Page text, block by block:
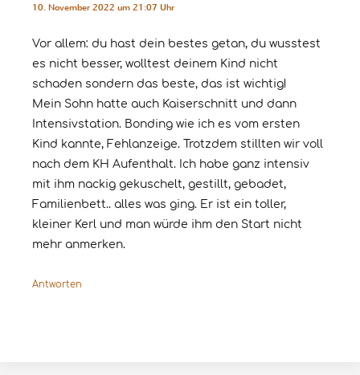
10. November 2022 um 21:07 Uhr
Vor allem: du hast dein bestes getan, du wusstest
es nicht besser, wolltest deinem Kind nicht
schaden sondern das beste, das ist wichtig!
Mein Sohn hatte auch Kaiserschnitt und dann
Intensivstation. Bonding wie ich es vom ersten
Kind kannte, Fehlanzeige. Trotzdem stillten wir voll
nach dem KH Aufenthalt. Ich habe ganz intensiv
mit ihm nackig gekuschelt, gestillt, gebadet,
Familienbett.. alles was ging. Er ist ein toller,
kleiner Kerl und man würde ihm den Start nicht
mehr anmerken.
Antworten